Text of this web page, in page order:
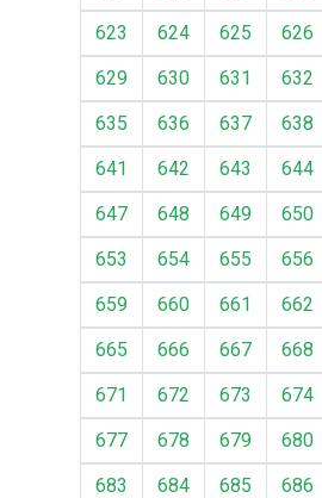
623
624 625 626
629
630 631 632
635
636 637 638
641
642 643 644
647
648 649 650
653
654 655 656
659
660 661 662
665
666 667 668
671
672 673 674
677
678 679 680
683
684 685 686